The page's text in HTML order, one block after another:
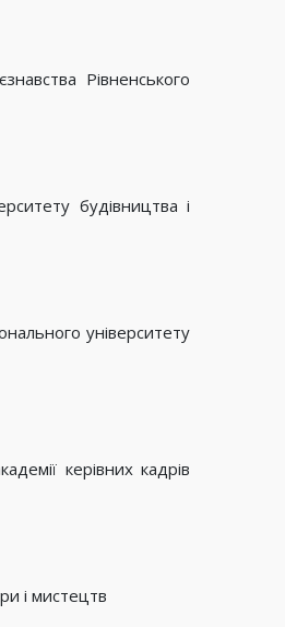
Рівненського
будівництва і
університету
керівних кадрів
і мистецтв